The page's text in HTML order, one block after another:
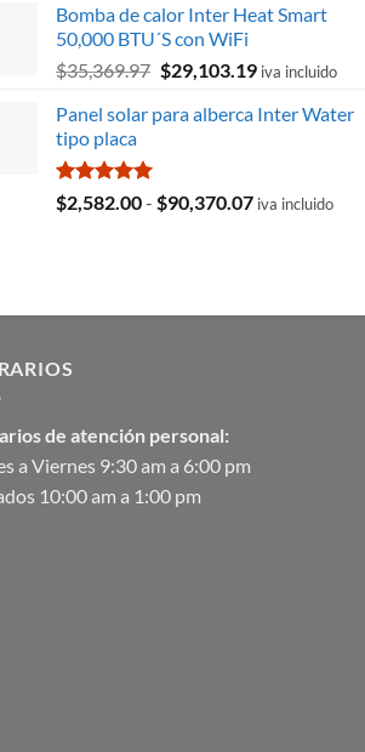
original
era:
$8,715.78.
actual
es:
$3,027.59.
Bomba de calor Inter Heat Smart
50,000 BTU´S con WiFi
$35,369.97 El
original
$29,103.19El
actual
iva incluido
Panel solar para alberca Inter Water
tipo placa
Valorado
con
$2,582.00- $90,370.07Rango
iva incluido
de atención personal:
a Viernes 9:30 am a 6:00 pm
10:00 am a 1:00 pm